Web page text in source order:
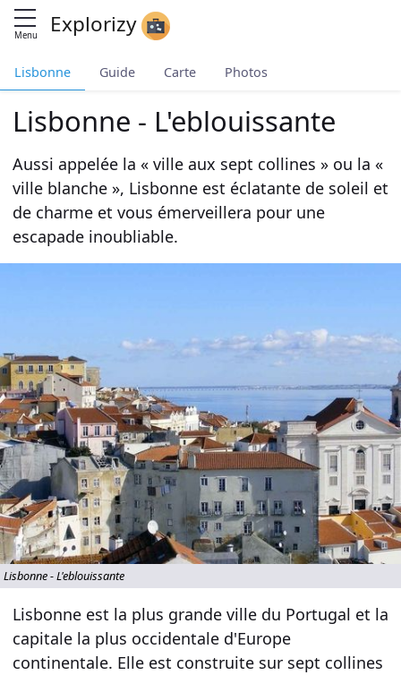
Menu Explorizy
Lisbonne Guide Carte Photos
Lisbonne - L'eblouissante
Aussi appelée la « ville aux sept collines » ou la «
ville blanche », Lisbonne est éclatante de soleil et
de charme et vous émerveillera pour une
escapade inoubliable.
Lisbonne - L'eblouissante
Lisbonne est la plus grande ville du Portugal et la
capitale la plus occidentale d'Europe
continentale. Elle est construite sur sept collines